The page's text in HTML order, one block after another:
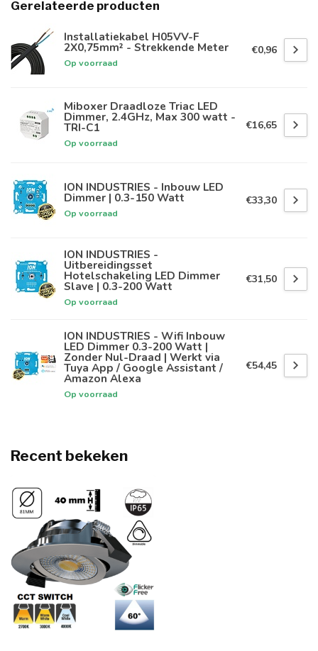
Gerelateerde producten
Installatiekabel H05VV-F
2X0,75mm² - Strekkende Meter
Op voorraad
€0,96
Miboxer Draadloze Triac LED
Dimmer, 2.4GHz, Max 300 watt -
TRI-C1
Op voorraad
€16,65
ION INDUSTRIES - Inbouw LED
Dimmer | 0.3-150 Watt
Op voorraad
€33,30
ION INDUSTRIES -
Uitbereidingsset
Hotelschakeling LED Dimmer
Slave | 0.3-200 Watt
Op voorraad
€31,50
ION INDUSTRIES - Wifi Inbouw
LED Dimmer 0.3-200 Watt |
Zonder Nul-Draad | Werkt via
Tuya App / Google Assistant /
Amazon Alexa
Op voorraad
€54,45
Recent bekeken